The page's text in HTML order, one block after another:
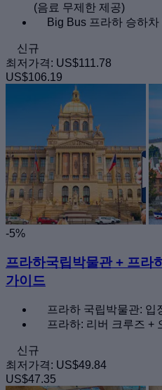
(음료 무제한 제공)
Big Bus 프라하 승하
신규
최저가격: US$111.78
US$106.19
-5%
프라하국립박물관 + 프라
가이드
프라하 국립박물관: 입
프라하: 리버 크루즈 +
신규
최저가격: US$49.84
US$47.35